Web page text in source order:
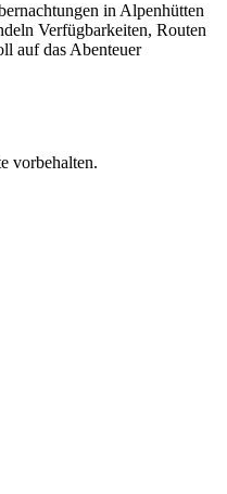
in Alpenhütten
Verfügbarkeiten, Routen
auf das Abenteuer
vorbehalten.